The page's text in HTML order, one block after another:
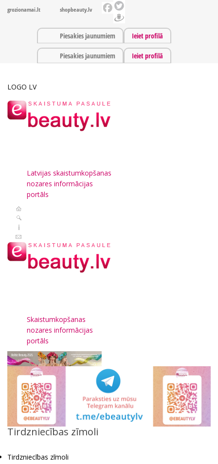
grozionamai.lt shopbeauty.lv
Piesakies jaunumiem Ieiet profilā
Piesakies jaunumiem Ieiet profilā
LOGO LV
Latvijas skaistumkopšanas
nozares informācijas
portāls
Skaistumkopšanas
nozares informācijas
portāls
Tirdzniecības zīmoli
Tirdzniecības zīmoli